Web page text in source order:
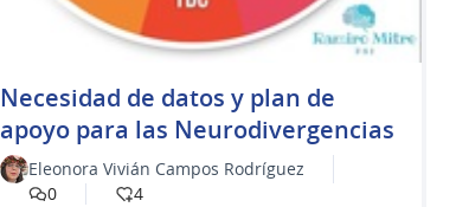
​Necesidad de datos y plan de
apoyo para las Neurodivergencias
Eleonora Vivián Campos Rodríguez
0
4